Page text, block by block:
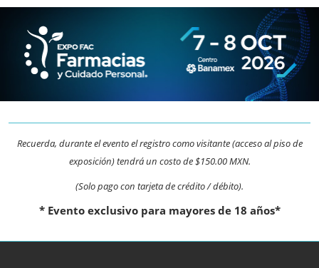
Recuerda, durante el evento el registro como visitante (acceso al piso de
exposición) tendrá un costo de $150.00 MXN.
(Solo pago con tarjeta de crédito / débito).
* Evento exclusivo para mayores de 18 años*